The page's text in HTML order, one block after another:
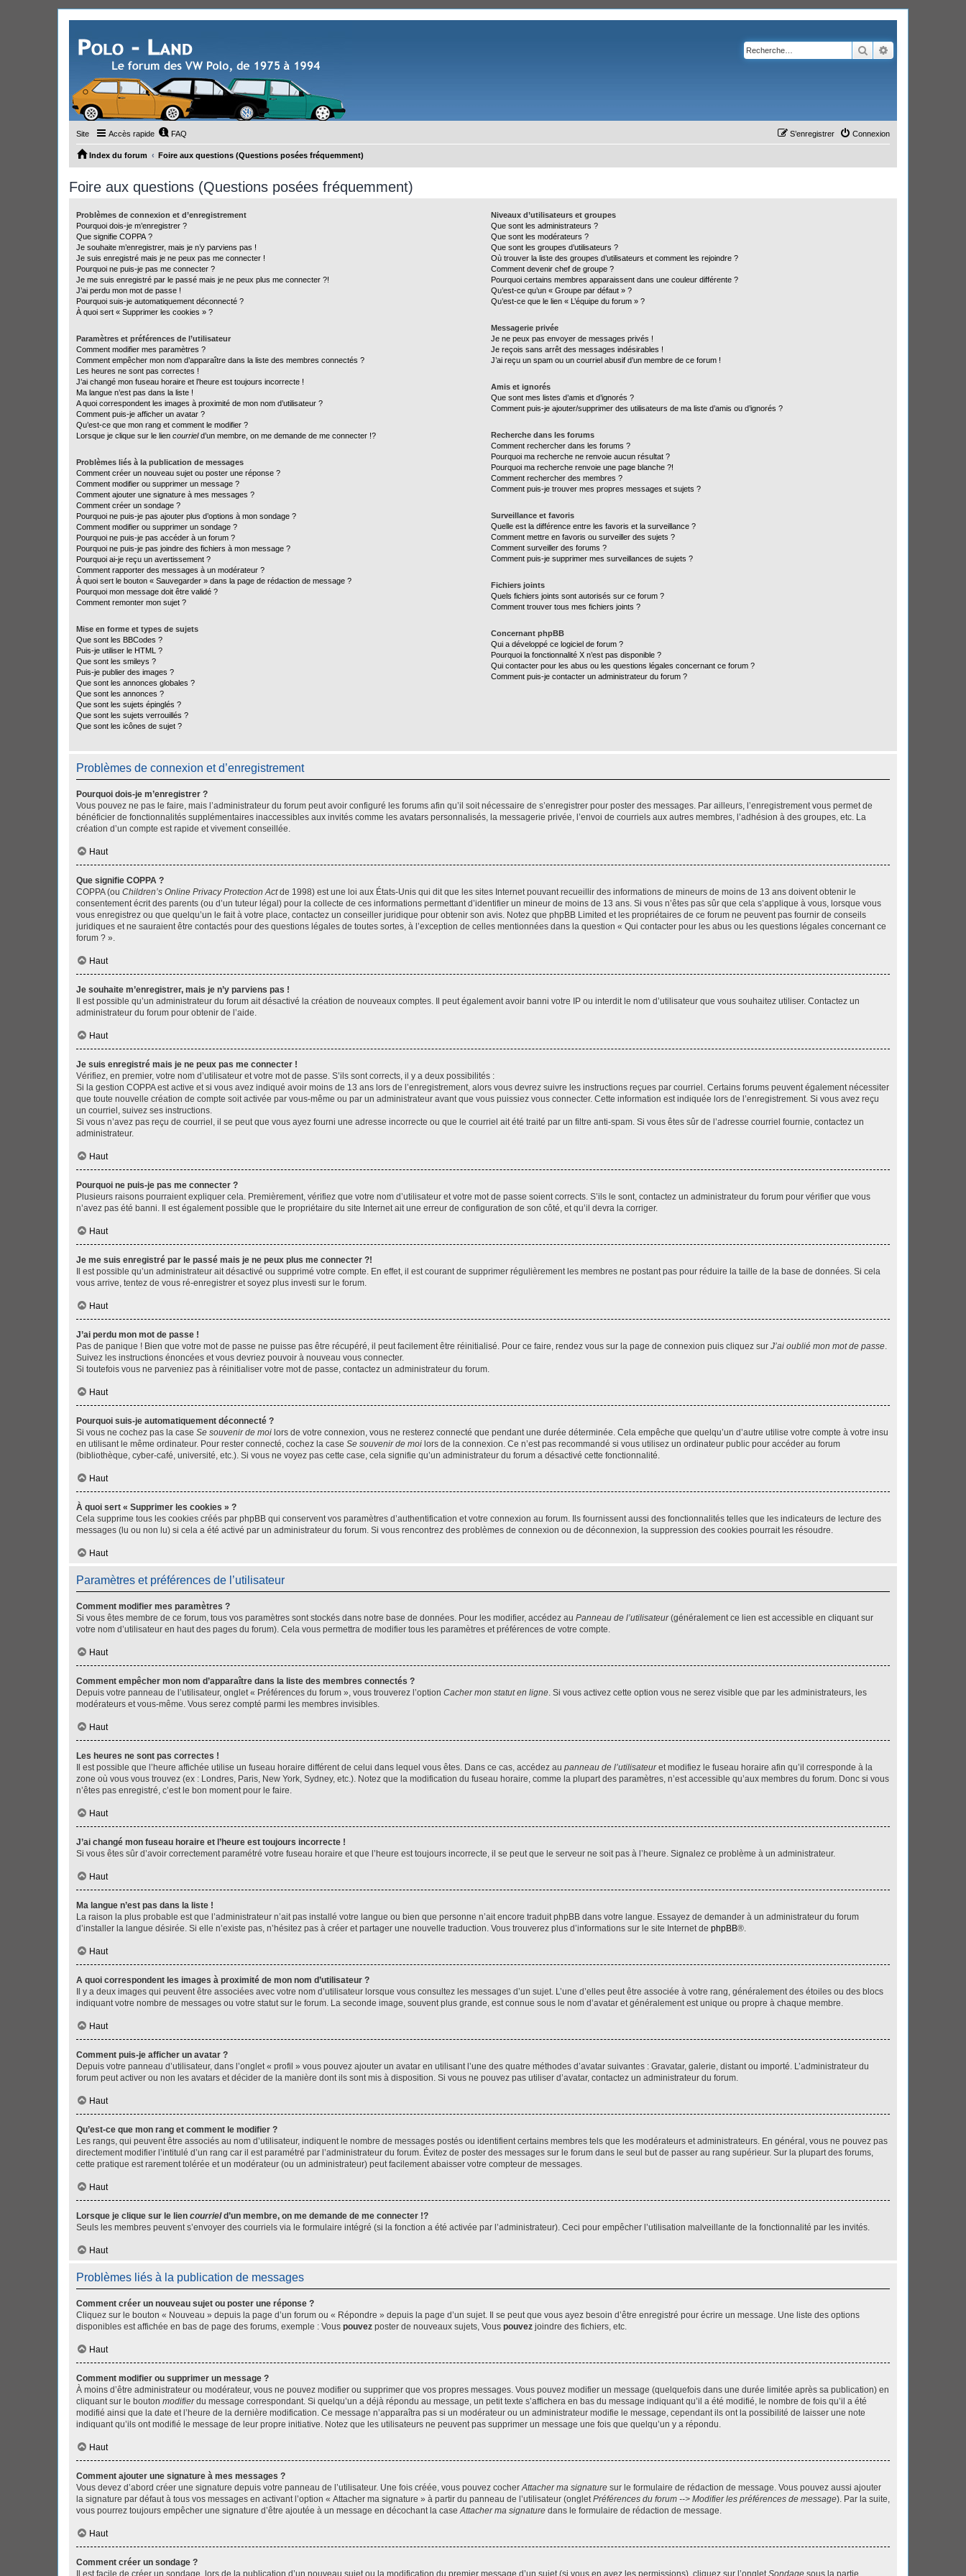
Rechercher
Site Accès rapide FAQ Connexion
S’enregistrer
Index du forum Foire aux questions (Questions posées fréquemment)
Foire aux questions (Questions posées fréquemment)
Problèmes de connexion et d’enregistrement
Pourquoi dois-je m’enregistrer ?
Que signifie COPPA ?
Je souhaite m’enregistrer, mais je n’y parviens pas !
Je suis enregistré mais je ne peux pas me connecter !
Pourquoi ne puis-je pas me connecter ?
Je me suis enregistré par le passé mais je ne peux plus me connecter ?!
J’ai perdu mon mot de passe !
Pourquoi suis-je automatiquement déconnecté ?
À quoi sert « Supprimer les cookies » ?
Paramètres et préférences de l’utilisateur
Comment modifier mes paramètres ?
Comment empêcher mon nom d’apparaître dans la liste des membres connectés ?
Les heures ne sont pas correctes !
J’ai changé mon fuseau horaire et l’heure est toujours incorrecte !
Ma langue n’est pas dans la liste !
A quoi correspondent les images à proximité de mon nom d’utilisateur ?
Comment puis-je afficher un avatar ?
Qu’est-ce que mon rang et comment le modifier ?
Lorsque je clique sur le lien courrield’un membre, on me demande de me connecter !?
Problèmes liés à la publication de messages
Comment créer un nouveau sujet ou poster une réponse ?
Comment modifier ou supprimer un message ?
Comment ajouter une signature à mes messages ?
Comment créer un sondage ?
Pourquoi ne puis-je pas ajouter plus d’options à mon sondage ?
Comment modifier ou supprimer un sondage ?
Pourquoi ne puis-je pas accéder à un forum ?
Pourquoi ne puis-je pas joindre des fichiers à mon message ?
Pourquoi ai-je reçu un avertissement ?
Comment rapporter des messages à un modérateur ?
À quoi sert le bouton « Sauvegarder » dans la page de rédaction de message ?
Pourquoi mon message doit être validé ?
Comment remonter mon sujet ?
Mise en forme et types de sujets
Que sont les BBCodes ?
Puis-je utiliser le HTML ?
Que sont les smileys ?
Puis-je publier des images ?
Que sont les annonces globales ?
Que sont les annonces ?
Que sont les sujets épinglés ?
Que sont les sujets verrouillés ?
Que sont les icônes de sujet ?
Niveaux d’utilisateurs et groupes
Que sont les administrateurs ?
Que sont les modérateurs ?
Que sont les groupes d’utilisateurs ?
Où trouver la liste des groupes d’utilisateurs et comment les rejoindre ?
Comment devenir chef de groupe ?
Pourquoi certains membres apparaissent dans une couleur différente ?
Qu’est-ce qu’un « Groupe par défaut » ?
Qu’est-ce que le lien « L’équipe du forum » ?
Messagerie privée
Je ne peux pas envoyer de messages privés !
Je reçois sans arrêt des messages indésirables !
J’ai reçu un spam ou un courriel abusif d’un membre de ce forum !
Amis et ignorés
Que sont mes listes d’amis et d’ignorés ?
Comment puis-je ajouter/supprimer des utilisateurs de ma liste d’amis ou d’ignorés ?
Recherche dans les forums
Comment rechercher dans les forums ?
Pourquoi ma recherche ne renvoie aucun résultat ?
Pourquoi ma recherche renvoie une page blanche ?!
Comment rechercher des membres ?
Comment puis-je trouver mes propres messages et sujets ?
Surveillance et favoris
Quelle est la différence entre les favoris et la surveillance ?
Comment mettre en favoris ou surveiller des sujets ?
Comment surveiller des forums ?
Comment puis-je supprimer mes surveillances de sujets ?
Fichiers joints
Quels fichiers joints sont autorisés sur ce forum ?
Comment trouver tous mes fichiers joints ?
Concernant phpBB
Qui a développé ce logiciel de forum ?
Pourquoi la fonctionnalité X n’est pas disponible ?
Qui contacter pour les abus ou les questions légales concernant ce forum ?
Comment puis-je contacter un administrateur du forum ?
Problèmes de connexion et d’enregistrement
Pourquoi dois-je m’enregistrer ?
Vous pouvez ne pas le faire, mais l’administrateur du forum peut avoir configuré les forums afin qu’il soit nécessaire de s’enregistrer pour poster des messages. Par ailleurs, l’enregistrement vous permet de
bénéficier de fonctionnalités supplémentaires inaccessibles aux invités comme les avatars personnalisés, la messagerie privée, l’envoi de courriels aux autres membres, l’adhésion à des groupes, etc. La
création d’un compte est rapide et vivement conseillée.
Haut
Que signifie COPPA ?
COPPA (ou Children’s Online Privacy Protection Actde 1998) est une loi aux États-Unis qui dit que les sites Internet pouvant recueillir des informations de mineurs de moins de 13 ans doivent obtenir le
consentement écrit des parents (ou d’un tuteur légal) pour la collecte de ces informations permettant d’identifier un mineur de moins de 13 ans. Si vous n’êtes pas sûr que cela s’applique à vous, lorsque vous
vous enregistrez ou que quelqu’un le fait à votre place, contactez un conseiller juridique pour obtenir son avis. Notez que phpBB Limited et les propriétaires de ce forum ne peuvent pas fournir de conseils
juridiques et ne sauraient être contactés pour des questions légales de toutes sortes, à l’exception de celles mentionnées dans la question « Qui contacter pour les abus ou les questions légales concernant ce
forum ? ».
Haut
Je souhaite m’enregistrer, mais je n’y parviens pas !
Il est possible qu’un administrateur du forum ait désactivé la création de nouveaux comptes. Il peut également avoir banni votre IP ou interdit le nom d’utilisateur que vous souhaitez utiliser. Contactez un
administrateur du forum pour obtenir de l’aide.
Haut
Je suis enregistré mais je ne peux pas me connecter !
Vérifiez, en premier, votre nom d’utilisateur et votre mot de passe. S’ils sont corrects, il y a deux possibilités :
Si la gestion COPPA est active et si vous avez indiqué avoir moins de 13 ans lors de l’enregistrement, alors vous devrez suivre les instructions reçues par courriel. Certains forums peuvent également nécessiter
que toute nouvelle création de compte soit activée par vous-même ou par un administrateur avant que vous puissiez vous connecter. Cette information est indiquée lors de l’enregistrement. Si vous avez reçu
un courriel, suivez ses instructions.
Si vous n’avez pas reçu de courriel, il se peut que vous ayez fourni une adresse incorrecte ou que le courriel ait été traité par un filtre anti-spam. Si vous êtes sûr de l’adresse courriel fournie, contactez un
administrateur.
Haut
Pourquoi ne puis-je pas me connecter ?
Plusieurs raisons pourraient expliquer cela. Premièrement, vérifiez que votre nom d’utilisateur et votre mot de passe soient corrects. S’ils le sont, contactez un administrateur du forum pour vérifier que vous
n’avez pas été banni. Il est également possible que le propriétaire du site Internet ait une erreur de configuration de son côté, et qu’il devra la corriger.
Haut
Je me suis enregistré par le passé mais je ne peux plus me connecter ?!
Il est possible qu’un administrateur ait désactivé ou supprimé votre compte. En effet, il est courant de supprimer régulièrement les membres ne postant pas pour réduire la taille de la base de données. Si cela
vous arrive, tentez de vous ré-enregistrer et soyez plus investi sur le forum.
Haut
J’ai perdu mon mot de passe !
Pas de panique ! Bien que votre mot de passe ne puisse pas être récupéré, il peut facilement être réinitialisé. Pour ce faire, rendez vous sur la page de connexion puis cliquez sur J’ai oublié mon mot de passe.
Suivez les instructions énoncées et vous devriez pouvoir à nouveau vous connecter.
Si toutefois vous ne parveniez pas à réinitialiser votre mot de passe, contactez un administrateur du forum.
Haut
Pourquoi suis-je automatiquement déconnecté ?
Si vous ne cochez pas la case Se souvenir de moi lors de votre connexion, vous ne resterez connecté que pendant une durée déterminée. Cela empêche que quelqu’un d’autre utilise votre compte à votre insu
en utilisant le même ordinateur. Pour rester connecté, cochez la case Se souvenir de moi lors de la connexion. Ce n’est pas recommandé si vous utilisez un ordinateur public pour accéder au forum
(bibliothèque, cyber-café, université, etc.). Si vous ne voyez pas cette case, cela signifie qu’un administrateur du forum a désactivé cette fonctionnalité.
Haut
À quoi sert « Supprimer les cookies » ?
Cela supprime tous les cookies créés par phpBB qui conservent vos paramètres d’authentification et votre connexion au forum. Ils fournissent aussi des fonctionnalités telles que les indicateurs de lecture des
messages (lu ou non lu) si cela a été activé par un administrateur du forum. Si vous rencontrez des problèmes de connexion ou de déconnexion, la suppression des cookies pourrait les résoudre.
Haut
Paramètres et préférences de l’utilisateur
Comment modifier mes paramètres ?
Si vous êtes membre de ce forum, tous vos paramètres sont stockés dans notre base de données. Pour les modifier, accédez au Panneau de l’utilisateur(généralement ce lien est accessible en cliquant sur
votre nom d’utilisateur en haut des pages du forum). Cela vous permettra de modifier tous les paramètres et préférences de votre compte.
Haut
Comment empêcher mon nom d’apparaître dans la liste des membres connectés ?
Depuis votre panneau de l’utilisateur, onglet « Préférences du forum », vous trouverez l’option Cacher mon statut en ligne. Si vous activez cette option vous ne serez visible que par les administrateurs, les
modérateurs et vous-même. Vous serez compté parmi les membres invisibles.
Haut
Les heures ne sont pas correctes !
Il est possible que l’heure affichée utilise un fuseau horaire différent de celui dans lequel vous êtes. Dans ce cas, accédez au panneau de l’utilisateuret modifiez le fuseau horaire afin qu’il corresponde à la
zone où vous vous trouvez (ex : Londres, Paris, New York, Sydney, etc.). Notez que la modification du fuseau horaire, comme la plupart des paramètres, n’est accessible qu’aux membres du forum. Donc si vous
n’êtes pas enregistré, c’est le bon moment pour le faire.
Haut
J’ai changé mon fuseau horaire et l’heure est toujours incorrecte !
Si vous êtes sûr d’avoir correctement paramétré votre fuseau horaire et que l’heure est toujours incorrecte, il se peut que le serveur ne soit pas à l’heure. Signalez ce problème à un administrateur.
Haut
Ma langue n’est pas dans la liste !
La raison la plus probable est que l’administrateur n’ait pas installé votre langue ou bien que personne n’ait encore traduit phpBB dans votre langue. Essayez de demander à un administrateur du forum
d’installer la langue désirée. Si elle n’existe pas, n’hésitez pas à créer et partager une nouvelle traduction. Vous trouverez plus d’informations sur le site Internet de phpBB®.
Haut
A quoi correspondent les images à proximité de mon nom d’utilisateur ?
Il y a deux images qui peuvent être associées avec votre nom d’utilisateur lorsque vous consultez les messages d’un sujet. L’une d’elles peut être associée à votre rang, généralement des étoiles ou des blocs
indiquant votre nombre de messages ou votre statut sur le forum. La seconde image, souvent plus grande, est connue sous le nom d’avatar et généralement est unique ou propre à chaque membre.
Haut
Comment puis-je afficher un avatar ?
Depuis votre panneau d’utilisateur, dans l’onglet « profil » vous pouvez ajouter un avatar en utilisant l’une des quatre méthodes d’avatar suivantes : Gravatar, galerie, distant ou importé. L’administrateur du
forum peut activer ou non les avatars et décider de la manière dont ils sont mis à disposition. Si vous ne pouvez pas utiliser d’avatar, contactez un administrateur du forum.
Haut
Qu’est-ce que mon rang et comment le modifier ?
Les rangs, qui peuvent être associés au nom d’utilisateur, indiquent le nombre de messages postés ou identifient certains membres tels que les modérateurs et administrateurs. En général, vous ne pouvez pas
directement modifier l’intitulé d’un rang car il est paramétré par l’administrateur du forum. Évitez de poster des messages sur le forum dans le seul but de passer au rang supérieur. Sur la plupart des forums,
cette pratique est rarement tolérée et un modérateur (ou un administrateur) peut facilement abaisser votre compteur de messages.
Haut
Lorsque je clique sur le lien courrield’un membre, on me demande de me connecter !?
Seuls les membres peuvent s’envoyer des courriels via le formulaire intégré (si la fonction a été activée par l’administrateur). Ceci pour empêcher l’utilisation malveillante de la fonctionnalité par les invités.
Haut
Problèmes liés à la publication de messages
Comment créer un nouveau sujet ou poster une réponse ?
Cliquez sur le bouton « Nouveau » depuis la page d’un forum ou « Répondre » depuis la page d’un sujet. Il se peut que vous ayez besoin d’être enregistré pour écrire un message. Une liste des options
disponibles est affichée en bas de page des forums, exemple : Vous pouvez poster de nouveaux sujets, Vous pouvez joindre des fichiers, etc.
Haut
Comment modifier ou supprimer un message ?
À moins d’être administrateur ou modérateur, vous ne pouvez modifier ou supprimer que vos propres messages. Vous pouvez modifier un message (quelquefois dans une durée limitée après sa publication) en
cliquant sur le bouton modifierdu message correspondant. Si quelqu’un a déjà répondu au message, un petit texte s’affichera en bas du message indiquant qu’il a été modifié, le nombre de fois qu’il a été
modifié ainsi que la date et l’heure de la dernière modification. Ce message n’apparaîtra pas si un modérateur ou un administrateur modifie le message, cependant ils ont la possibilité de laisser une note
indiquant qu’ils ont modifié le message de leur propre initiative. Notez que les utilisateurs ne peuvent pas supprimer un message une fois que quelqu’un y a répondu.
Haut
Comment ajouter une signature à mes messages ?
Vous devez d’abord créer une signature depuis votre panneau de l’utilisateur. Une fois créée, vous pouvez cocherAttacher ma signature sur le formulaire de rédaction de message. Vous pouvez aussi ajouter
la signature par défaut à tous vos messages en activant l’option « Attacher ma signature » à partir du panneau de l’utilisateur (ongletPréférences du forum --> Modifier les préférences de message). Par la suite,
vous pourrez toujours empêcher une signature d’être ajoutée à un message en décochant la caseAttacher ma signature dans le formulaire de rédaction de message.
Haut
Comment créer un sondage ?
Il est facile de créer un sondage, lors de la publication d’un nouveau sujet ou la modification du premier message d’un sujet (si vous en avez les permissions), cliquez sur l’onglet Sondage sous la partie